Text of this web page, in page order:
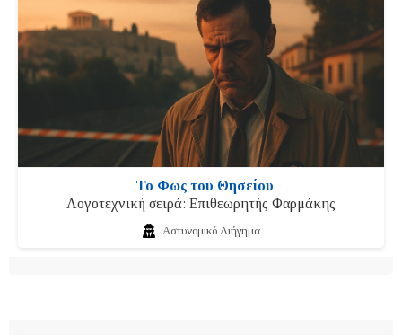
Το Φως του Θησείου
Λογοτεχνική σειρά: Επιθεωρητής Φαρμάκης
Αστυνομικό Διήγημα